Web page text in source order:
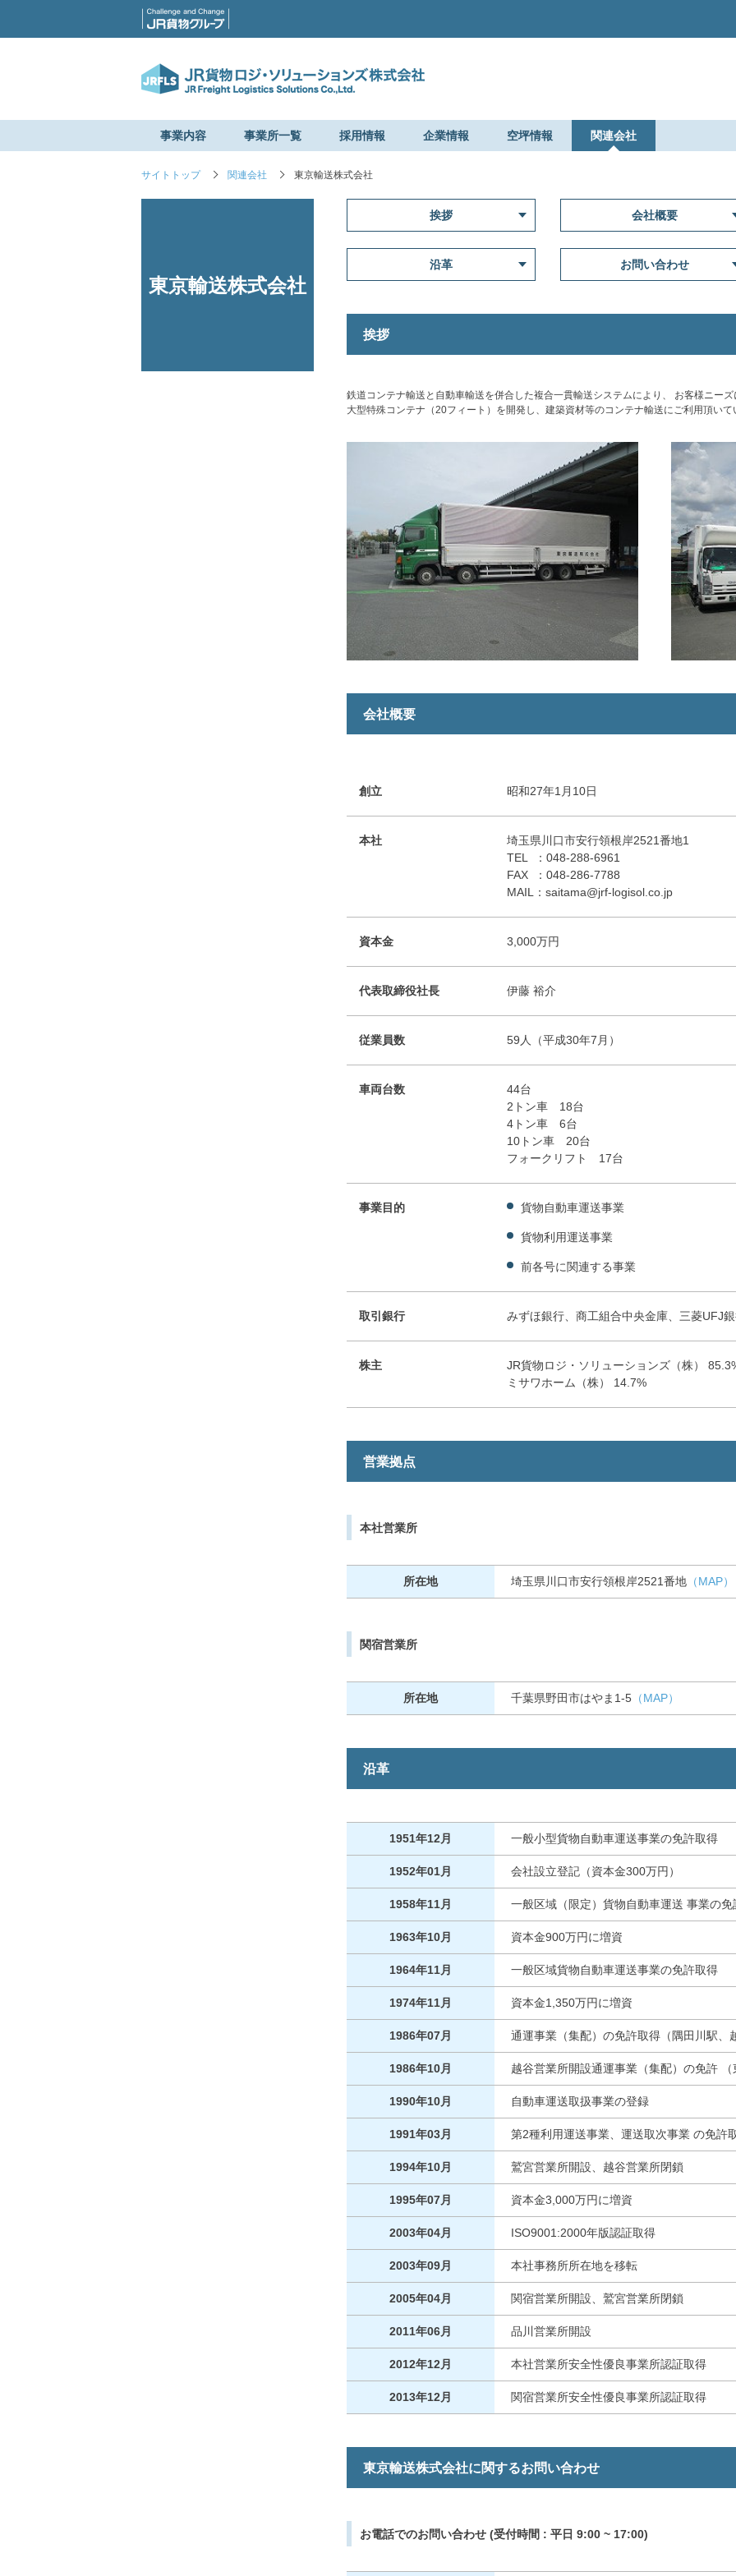
事業内容 事業所一覧 採用情報 企業情報 空坪情報 関連会社
サイトトップ 関連会社 東京輸送株式会社
東京輸送株式会社
挨拶 会社概要
沿革 お問い合わせ
挨拶
鉄道コンテナ輸送と自動車輸送を併合した複合一貫輸送システムにより、 お客様ニー
大型特殊コンテナ（20フィート）を開発し、建築資材等のコンテナ輸送にご利用頂いて
会社概要
創立 昭和27年1月10日
本社
埼玉県川口市安行領根岸2521番地1
TEL ：048-288-6961
FAX ：048-286-7788
MAIL：saitama@jrf-logisol.co.jp
資本金 3,000万円
代表取締役社長 伊藤 裕介
従業員数 59人（平成30年7月）
車両台数
44台
2トン車 18台
4トン車 6台
10トン車 20台
フォークリフト 17台
事業目的 貨物自動車運送事業
貨物利用運送事業
前各号に関連する事業
取引銀行 みずほ銀行、商工組合中央金庫、三菱UFJ
株主
JR貨物ロジ・ソリューションズ（株）
ミサワホーム（株） 14.7%
営業拠点
本社営業所
所在地 埼玉県川口市安行領根岸2521番地 （MAP）
関宿営業所
所在地 千葉県野田市はやま1-5 （MAP）
沿革
1951年12月 一般小型貨物自動車運送事業の免許取得
1952年01月 会社設立登記（資本金300万円）
1958年11月 一般区域（限定）貨物自動車運送 事業の免
1963年10月 資本金900万円に増資
1964年11月 一般区域貨物自動車運送事業の免許取得
1974年11月 資本金1,350万円に増資
1986年07月 通運事業（集配）の免許取得（隅田川駅、
1986年10月 越谷営業所開設通運事業（集配）の免許
1990年10月 自動車運送取扱事業の登録
1991年03月 第2種利用運送事業、運送取次事業 の免許
1994年10月 鷲宮営業所開設、越谷営業所閉鎖
1995年07月 資本金3,000万円に増資
2003年04月 ISO9001:2000年版認証取得
2003年09月 本社事務所所在地を移転
2005年04月 関宿営業所開設、鷲宮営業所閉鎖
2011年06月 品川営業所開設
2012年12月 本社営業所安全性優良事業所認証取得
2013年12月 関宿営業所安全性優良事業所認証取得
東京輸送株式会社に関するお問い合わせ
お電話でのお問い合わせ (受付時間 : 平日 9:00 ~ 17:00)